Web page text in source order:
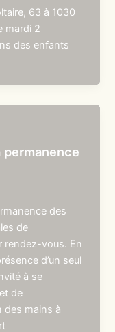
63 à 1030
mardi 2
des enfants
des
de
rendez-vous. En
d’un seul
à se
de
des mains à